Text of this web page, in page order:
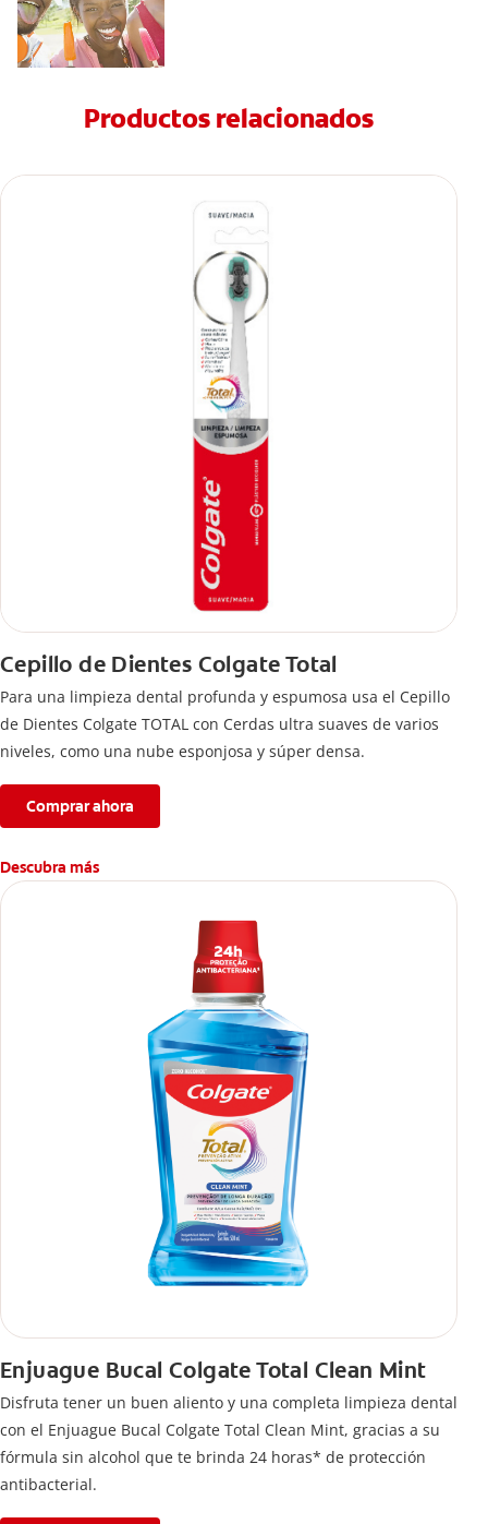
Productos relacionados
Cepillo de Dientes Colgate Total
Para una limpieza dental profunda y espumosa usa el Cepillo
de Dientes Colgate TOTAL con Cerdas ultra suaves de varios
niveles, como una nube esponjosa y súper densa.
Comprar ahora
Descubra más
Enjuague Bucal Colgate Total Clean Mint
Disfruta tener un buen aliento y una completa limpieza dental
con el Enjuague Bucal Colgate Total Clean Mint, gracias a su
fórmula sin alcohol que te brinda 24 horas* de protección
antibacterial.